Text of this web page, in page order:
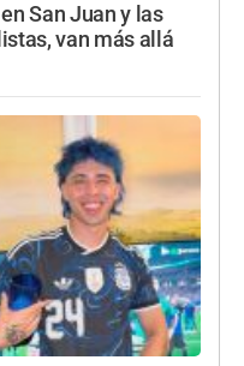
San Juan y las
van más allá